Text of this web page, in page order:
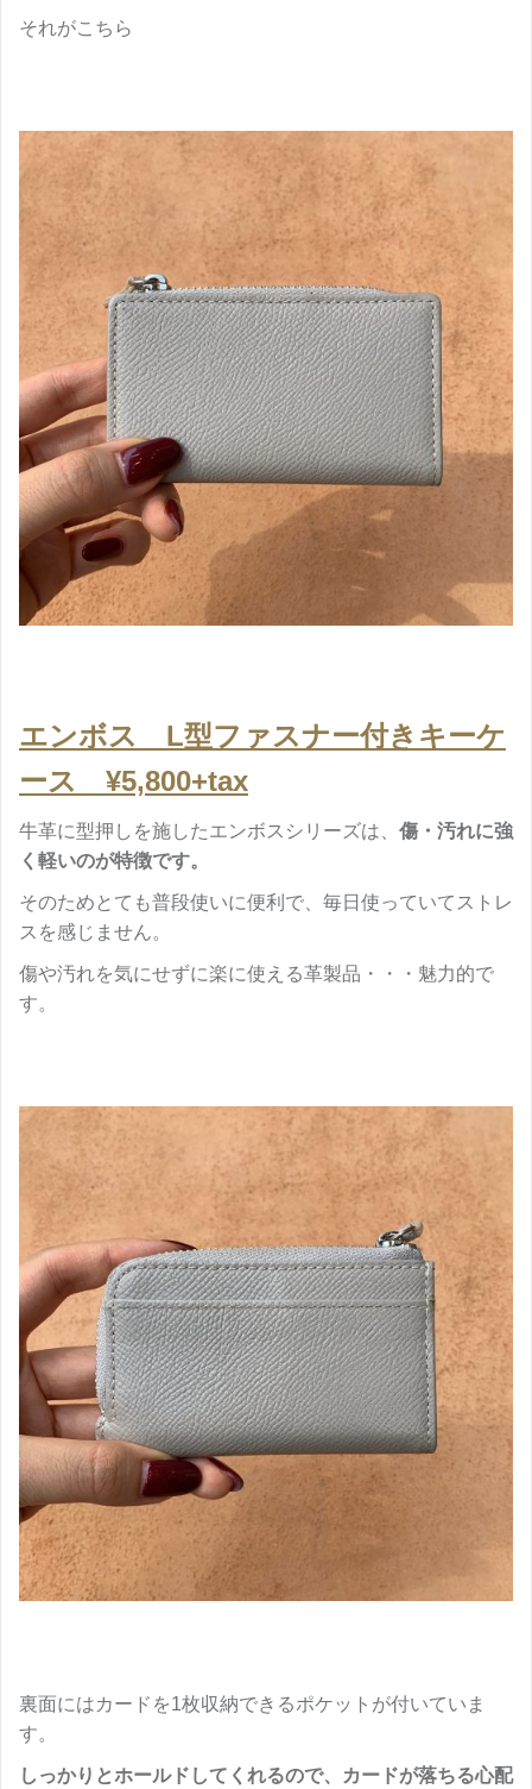
それがこちら
エンボス L型ファスナー付きキーケ
ース ¥5,800+tax
牛革に型押しを施したエンボスシリーズは、 傷・汚れに強
く軽いのが特徴です。
そのためとても普段使いに便利で、毎日使っていてストレ
スを感じません。
傷や汚れを気にせずに楽に使える革製品・・・魅力的で
す。
裏面にはカードを1枚収納できるポケットが付いていま
す。
しっかりとホールドしてくれるので、カードが落ちる心配